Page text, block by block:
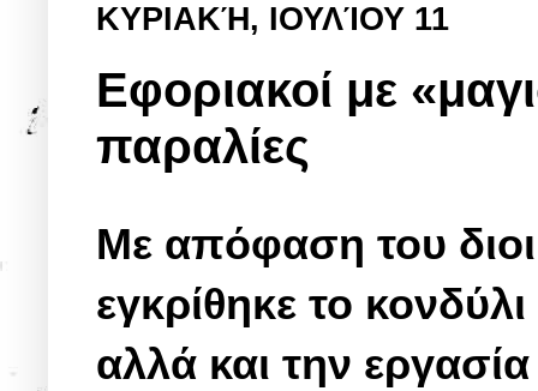
ΚΥΡΙΑΚΉ, ΙΟΥΛΊΟΥ 11
Εφοριακοί με
παραλίες
Με απόφαση του
εγκρίθηκε το
αλλά και την